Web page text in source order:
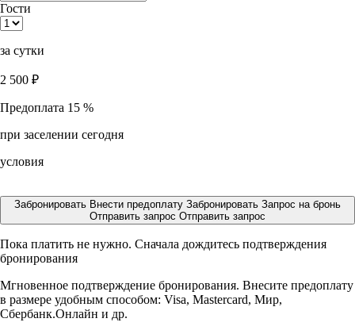
Гости
за сутки
2 500 ₽
Предоплата 15 %
при заселении сегодня
условия
Забронировать Внести предоплату Забронировать Запрос на бронь
Отправить запрос Отправить запрос
Пока платить не нужно. Сначала дождитесь подтверждения
бронирования
Мгновенное подтверждение бронирования. Внесите предоплату
в размере удобным способом: Visa, Mastercard, Мир,
Сбербанк.Онлайн и др.